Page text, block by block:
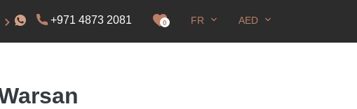
TDS+971 4873 2081 0 FR AED